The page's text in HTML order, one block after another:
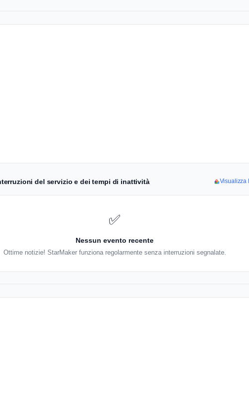
del servizio e dei tempi di inattività Visualizza
✅
Nessun evento recente
Ottime notizie! StarMaker funziona regolarmente senza interruzioni segnalate.